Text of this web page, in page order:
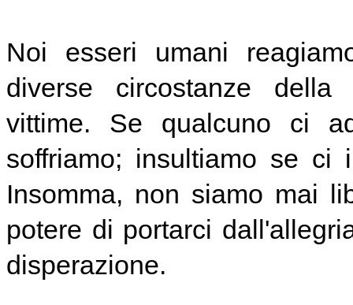
Noi esseri umani
diverse circostanze
vittime. Se qualcuno ci
soffriamo; insultiamo se ci
Insomma, non siamo mai
potere di portarci
disperazione.